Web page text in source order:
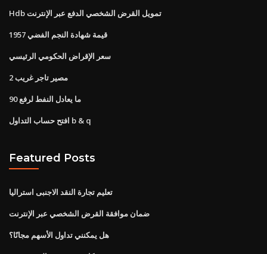
Hdb تمويل القرض الشخصي الدفع عبر الإنترنت
1957 قيمة شهادة النجم الفضي
سعر الإقراض الحكومي الرئيسي
مصير تاجر غريب 2
ما يعادل النفط لرفع 90
افتح حساب التداول b & q
Featured Posts
تعليم تجارة النقد الاجنبى استراليا
ضمان موافقة القرض الشخصي عبر الإنترنت
هل يمكنني تداول الأسهم مجانًا؟